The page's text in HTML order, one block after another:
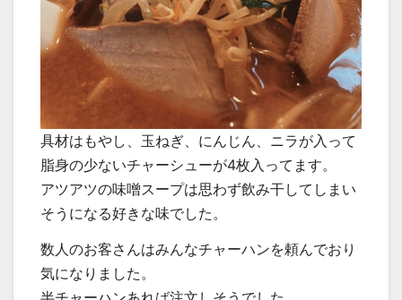
具材はもやし、玉ねぎ、にんじん、ニラが入って
脂身の少ないチャーシューが4枚入ってます。
アツアツの味噌スープは思わず飲み干してしまい
そうになる好きな味でした。
数人のお客さんはみんなチャーハンを頼んでおり
気になりました。